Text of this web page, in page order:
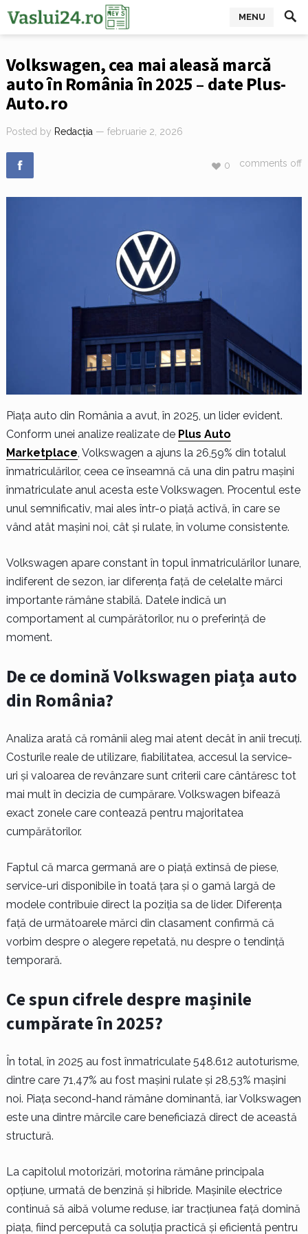
MENU
Volkswagen, cea mai aleasă marcă
auto în România în 2025 – date Plus-
Auto.ro
Posted by Redacția — februarie 2, 2026
comments off
0
Piața auto din România a avut, în 2025, un lider evident.
Conform unei analize realizate de Plus Auto
Marketplace, Volkswagen a ajuns la 26,59% din totalul
înmatriculărilor, ceea ce înseamnă că una din patru mașini
înmatriculate anul acesta este Volkswagen. Procentul este
unul semnificativ, mai ales într-o piață activă, în care se
vând atât mașini noi, cât și rulate, în volume consistente.
Volkswagen apare constant în topul înmatriculărilor lunare,
indiferent de sezon, iar diferența față de celelalte mărci
importante rămâne stabilă. Datele indică un
comportament al cumpărătorilor, nu o preferință de
moment.
De ce domină Volkswagen piața auto
din România?
Analiza arată că românii aleg mai atent decât în anii trecuți.
Costurile reale de utilizare, fiabilitatea, accesul la service-
uri și valoarea de revânzare sunt criterii care cântăresc tot
mai mult în decizia de cumpărare. Volkswagen bifează
exact zonele care contează pentru majoritatea
cumpărătorilor.
Faptul că marca germană are o piață extinsă de piese,
service-uri disponibile în toată țara și o gamă largă de
modele contribuie direct la poziția sa de lider. Diferența
față de următoarele mărci din clasament confirmă că
vorbim despre o alegere repetată, nu despre o tendință
temporară.
Ce spun cifrele despre mașinile
cumpărate în 2025?
În total, în 2025 au fost înmatriculate 548.612 autoturisme,
dintre care 71,47% au fost mașini rulate și 28,53% mașini
noi. Piața second-hand rămâne dominantă, iar Volkswagen
este una dintre mărcile care beneficiază direct de această
structură.
La capitolul motorizări, motorina rămâne principala
opțiune, urmată de benzină și hibride. Mașinile electrice
continuă să aibă volume reduse, iar tracțiunea față domină
piața, fiind percepută ca soluția practică și eficientă pentru